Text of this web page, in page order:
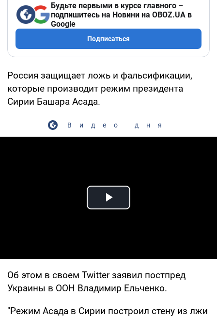
Будьте первыми в курсе главного –
подпишитесь на Новини на OBOZ.UA в
Google
Подписаться
Россия защищает ложь и фальсификации,
которые производит режим президента
Сирии Башара Асада.
Видео дня
Play Video
Об этом в своем Twitter заявил постпред
Украины в ООН Владимир Ельченко.
"Режим Асада в Сирии построил стену из лжи